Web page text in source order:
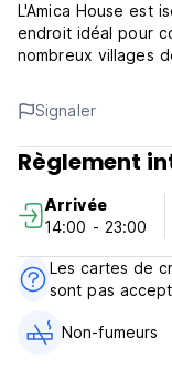
L'Amica House est
endroit idéal pour
nombreux villages
vélo à l'Amica
Banho ou de
s'offrent à vous
vous séjournez à
AMICA HOUSE ( 4
repas inclus ) sur
personne ne
translated from
Signaler
Règlement
Arrivée
14:00 - 23:00
Les cartes de
sont pas
Non-fumeurs